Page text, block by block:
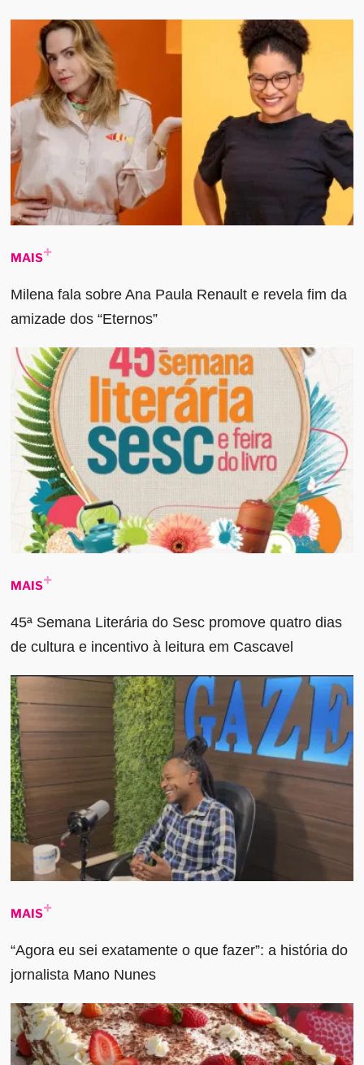
MAIS
Milena fala sobre Ana Paula Renault e revela fim da
amizade dos “Eternos”
MAIS
45ª Semana Literária do Sesc promove quatro dias
de cultura e incentivo à leitura em Cascavel
MAIS
“Agora eu sei exatamente o que fazer”: a história do
jornalista Mano Nunes